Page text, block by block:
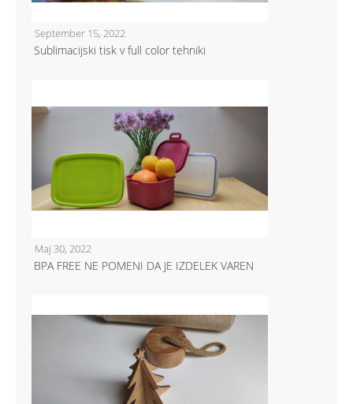
September 15, 2022
Sublimacijski tisk v full color tehniki
Maj 30, 2022
BPA FREE NE POMENI DA JE IZDELEK VAREN